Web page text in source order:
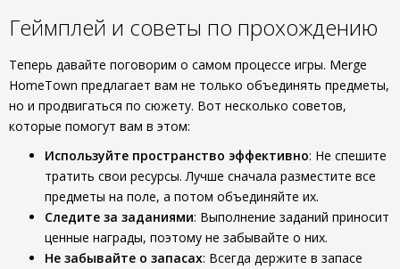
Геймплей и советы по прохождению
Теперь давайте поговорим о самом процессе игры. Merge
HomeTown предлагает вам не только объединять предметы,
но и продвигаться по сюжету. Вот несколько советов,
которые помогут вам в этом:
Используйте пространство эффективно: Не спешите
тратить свои ресурсы. Лучше сначала разместите все
предметы на поле, а потом объединяйте их.
Следите за заданиями: Выполнение заданий приносит
ценные награды, поэтому не забывайте о них.
Не забывайте о запасах: Всегда держите в запасе